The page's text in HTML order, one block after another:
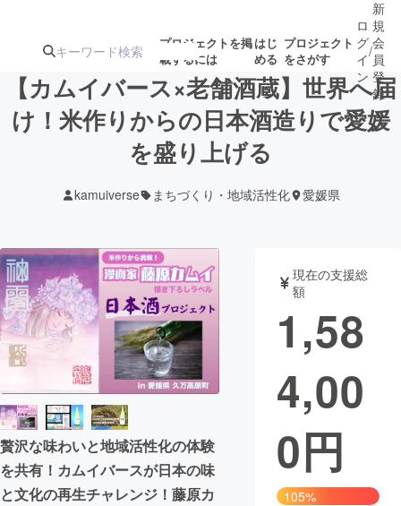
プロジェクトを掲
載するには
はじ
める
プロジェクト
をさがす
注目の新着プロ
ジェクト
募集終了が近いプ
ロジェクト
テクノロジー・ガジェット
映像・映画 書籍・雑誌
ビジネス・起業 チャレンジ
まちづくり・地域活性化
CAMPFIRE for Social Good
CAMPFIRE Creation
ロ
グ
イ
ン
/
新
規
会
員
登
録
【カムイバース×老舗酒蔵】世界へ届
け！米作りからの日本酒造りで愛媛
を盛り上げる
kamuiverse まちづくり・地域活性化 愛媛県
贅沢な味わいと地域活性化の体験
を共有！カムイバースが日本の味
と文化の再生チャレンジ！藤原カ
現在の支援総
額
1,58
4,00
0円
105%